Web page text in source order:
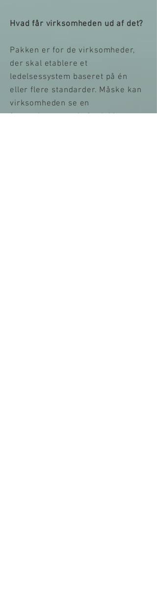
Hvad får virksomheden ud af det?
Pakken er for de virksomheder,
der skal etablere et
ledelsessystem baseret på én
eller flere standarder. Måske kan
virksomheden se en